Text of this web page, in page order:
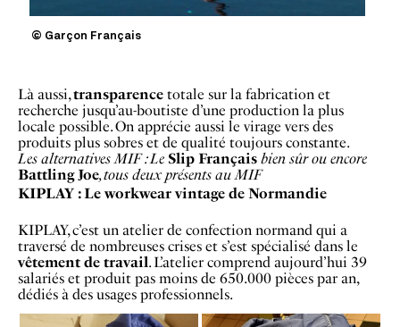
© Garçon Français
Là aussi,transparence totale sur la fabrication et
recherche jusqu’au-boutiste d’une production la plus
locale possible. On apprécie aussi le virage vers des
produits plus sobres et de qualité toujours constante.
Les alternatives MIF : Le Slip Français bien sûr ou encore
Battling Joe, tous deux présents au MIF
KIPLAY : Le workwear vintage de Normandie
KIPLAY, c’est un atelier de confection normand qui a
traversé de nombreuses crises et s’est spécialisé dans le
vêtement de travail. L’atelier comprend aujourd’hui 39
salariés et produit pas moins de 650.000 pièces par an,
dédiés à des usages professionnels.